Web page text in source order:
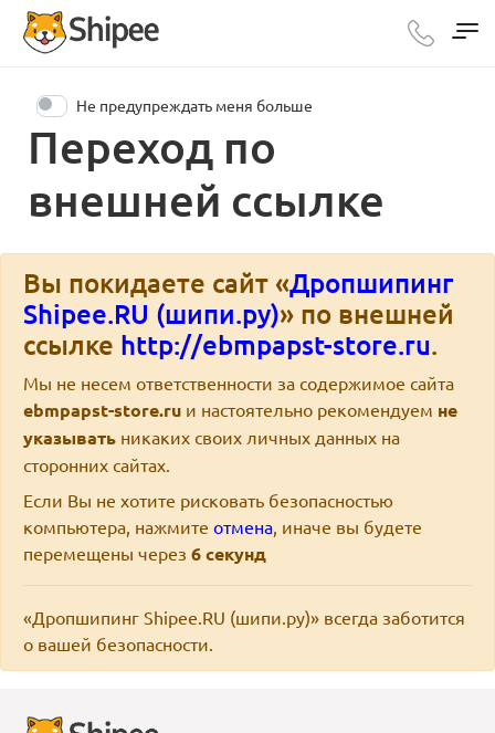
Переход по
внешней ссылке
Не предупреждать меня больше
Вы покидаете сайт «Дропшипинг
Shipee.RU (шипи.ру)» по внешней
ссылке http://ebmpapst-store.ru.
Мы не несем ответственности за содержимое сайта
ebmpapst-store.ru и настоятельно рекомендуем не
указывать никаких своих личных данных на
сторонних сайтах.
Если Вы не хотите рисковать безопасностью
компьютера, нажмите отмена, иначе вы будете
перемещены через 6секунд
«Дропшипинг Shipee.RU (шипи.ру)» всегда заботится
о вашей безопасности.